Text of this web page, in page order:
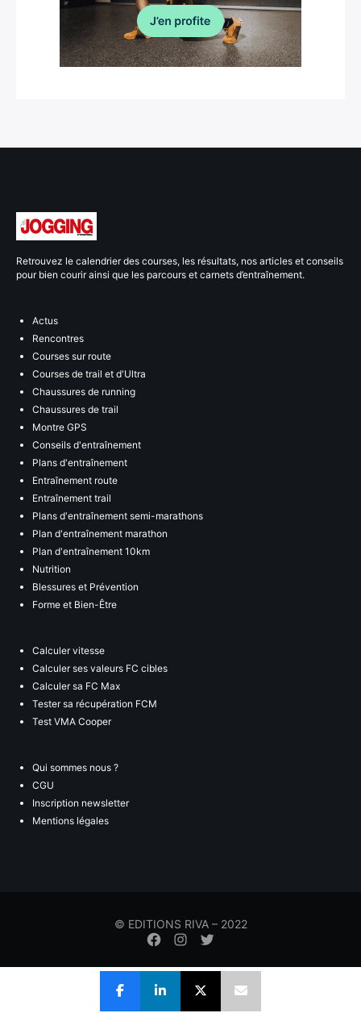
Retrouvez le calendrier des courses, les résultats, nos articles et conseils
pour bien courir ainsi que les parcours et carnets d’entraînement.
Actus
Rencontres
Courses sur route
Courses de trail et d'Ultra
Chaussures de running
Chaussures de trail
Montre GPS
Conseils d'entraînement
Plans d'entraînement
Entraînement route
Entraînement trail
Plans d'entraînement semi-marathons
Plan d'entraînement marathon
Plan d'entraînement 10km
Nutrition
Blessures et Prévention
Forme et Bien-Être
Calculer vitesse
Calculer ses valeurs FC cibles
Calculer sa FC Max
Tester sa récupération FCM
Test VMA Cooper
Qui sommes nous ?
CGU
Inscription newsletter
Mentions légales
© EDITIONS RIVA – 2022
Élément
menude
de